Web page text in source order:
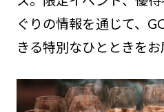
ぐりの情報を通じて、
きる特別なひとときをお